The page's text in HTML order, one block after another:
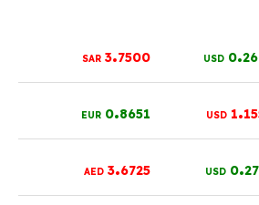
0.
USD
3.7500
SAR
1.
USD
0.8651
EUR
0.
USD
3.6725
AED